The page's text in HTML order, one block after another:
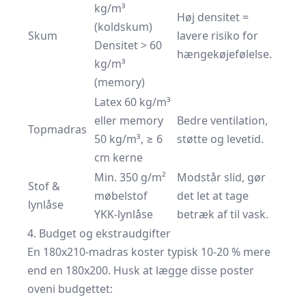
Skum
kg/m³
(koldskum)
Densitet > 60
kg/m³
(memory)
Høj densitet =
lavere risiko for
hængekøjefølelse.
Topmadras
Latex 60 kg/m³
eller memory
50 kg/m³, ≥ 6
cm kerne
Bedre ventilation,
støtte og levetid.
Stof &
lynlåse
Min. 350 g/m²
møbelstof
YKK-lynlåse
Modstår slid, gør
det let at tage
betræk af til vask.
4. Budget og ekstraudgifter
En 180x210-madras koster typisk 10-20 % mere
end en 180x200. Husk at lægge disse poster
oveni budgettet: